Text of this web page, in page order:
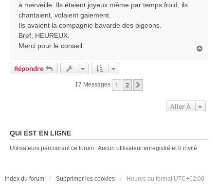
a
g
e
à merveille. Ils étaient joyeux même par temps froid, ils
chantaient, volaient gaiement.
Ils avaient la compagnie bavarde des pigeons.
Bref, HEUREUX.
Merci pour le conseil.
Répondre
17 Messages 1 2
Aller À
QUI EST EN LIGNE
Utilisateurs parcourant ce forum : Aucun utilisateur enregistré et 0 invité
Index du forum Supprimer les cookies Heures au format UTC+02:00